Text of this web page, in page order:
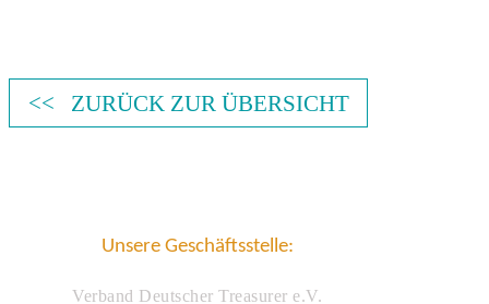
<< ZURÜCK ZUR ÜBERSICHT
Unsere Geschäftsstelle:
Verband Deutscher Treasurer e.V.